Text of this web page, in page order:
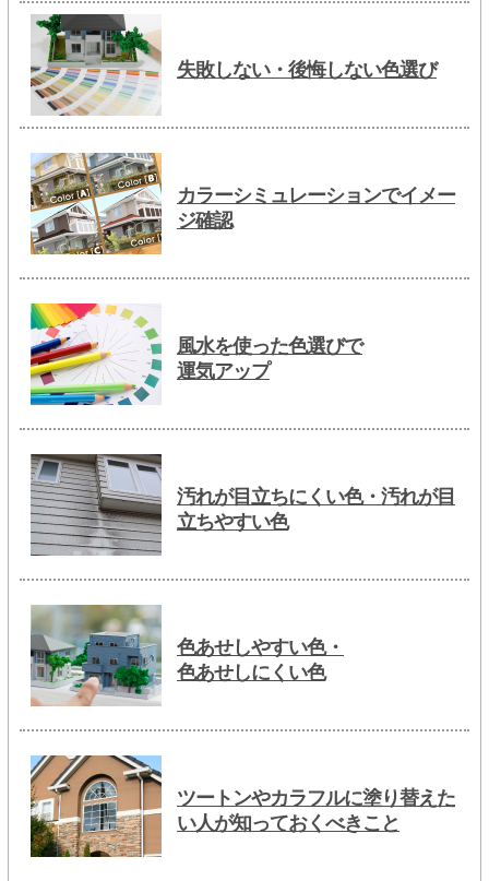
失敗しない・後悔しない色選び
カラーシミュレーションでイメー
ジ確認
風水を使った色選びで
運気アップ
汚れが目立ちにくい色・汚れが目
立ちやすい色
色あせしやすい色・
色あせしにくい色
ツートンやカラフルに塗り替えた
い人が知っておくべきこと